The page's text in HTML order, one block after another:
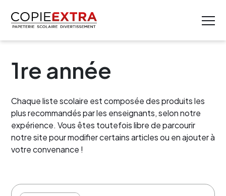
1re année
Chaque liste scolaire est composée des produits les
plus recommandés par les enseignants, selon notre
expérience. Vous êtes toutefois libre de parcourir
notre site pour modifier certains articles ou en ajouter à
votre convenance !